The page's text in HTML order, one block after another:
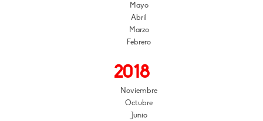
Mayo
Abril
Marzo
Febrero
2018
Noviembre
Octubre
Junio